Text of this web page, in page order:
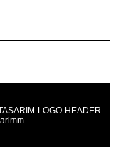
LOGO-HEADER-
.